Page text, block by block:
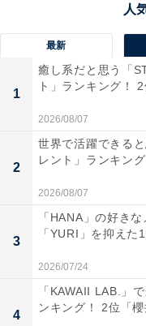
い、旅行者が宮崎の
く評価されています。
回答者からは「レス
しらす好きにはたま
「延岡市といえばし
たけカレーが堪能で
方にピッタリだと思
「地元で採れた新鮮
『チキン南蛮』、宮
的なグルメを楽しむ
※回答コメントは原文
最新
1
癒し系だと思う「
ト」ランキング！
2026/08/07
2
世界で活躍できる
レント」ランキン
2026/08/07
3
「HANA」の好き
「YURI」を抑えた
2026/07/24
4
「KAWAII LAB.」
ンキング！ 2位「櫻